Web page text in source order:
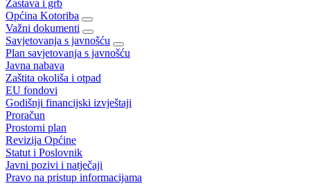
Zastava i grb
Općina Kotoriba
Važni dokumenti
Savjetovanja s javnošću
Plan savjetovanja s javnošću
Javna nabava
Zaštita okoliša i otpad
EU fondovi
Godišnji financijski izvještaji
Proračun
Prostorni plan
Revizija Općine
Statut i Poslovnik
Javni pozivi i natječaji
Pravo na pristup informacijama